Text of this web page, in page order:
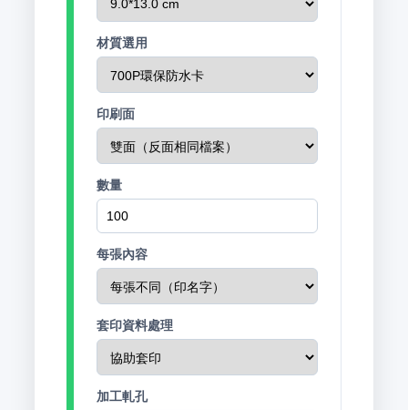
材質選用
印刷面
數量
每張內容
套印資料處理
加工軋孔